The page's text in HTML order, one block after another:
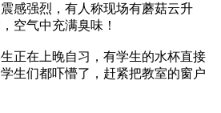
感强烈，有人称现场有蘑菇云升
空气中充满臭味！
正在上晚自习，有学生的水杯直接
生们都吓懵了，赶紧把教室的窗户